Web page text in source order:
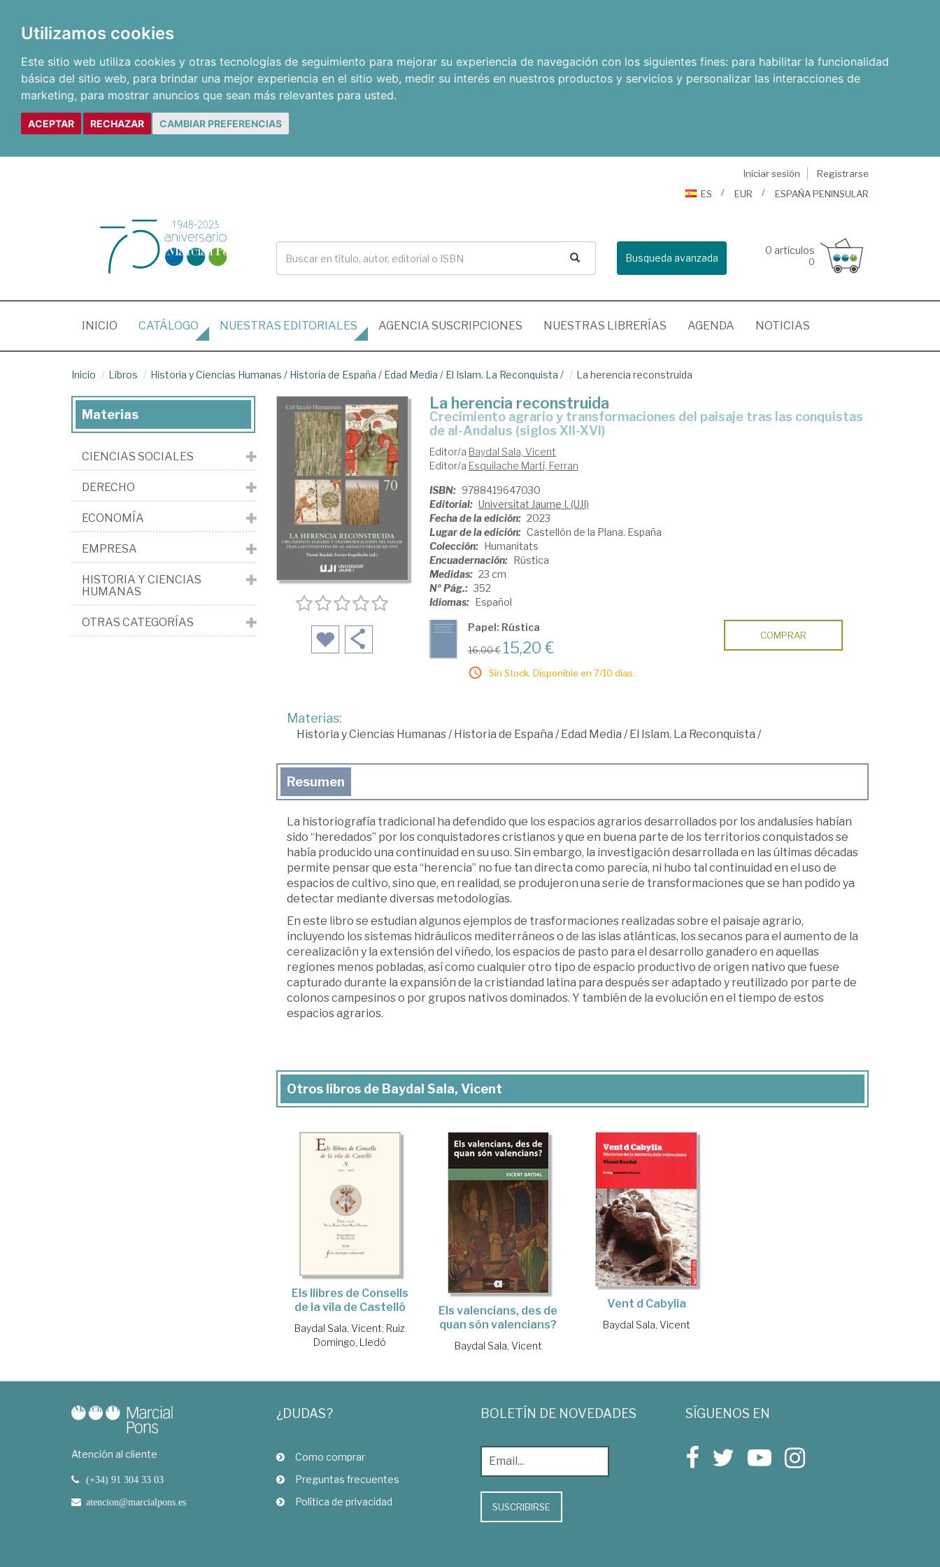
Utilizamos cookies
Este sitio web utiliza cookies y otras tecnologías de seguimiento para mejorar su experiencia de navegación con los siguientes fines: para habilitar la funcionalidad
básica del sitio web, para brindar una mejor experiencia en el sitio web, medir su interés en nuestros productos y servicios y personalizar las interacciones de
marketing, para mostrar anuncios que sean más relevantes para usted.
ACEPTAR RECHAZAR CAMBIAR PREFERENCIAS
Iniciar sesión
Registrarse
ES
EUR ESPAÑA PENINSULAR
Busqueda avanzada
0 artículos
0
INICIO (CURRENT)
CATÁLOGO NUESTRAS EDITORIALES AGENCIA SUSCRIPCIONES NUESTRAS LIBRERÍAS AGENDA NOTICIAS
Inicio Libros Historia y Ciencias Humanas / Historia de España / Edad Media / El Islam. La Reconquista / La herencia reconstruida
La herencia reconstruida
crecimiento agrario y transformaciones del paisaje tras las conquistas
de al-Andalus (siglos XII-XVI)
Editor/a Baydal Sala, Vicent
Editor/a Esquilache Martí, Ferran
ISBN: 9788419647030
Editorial: Universitat Jaume I. (UJI)
Fecha de la edición: 2023
Lugar de la edición: Castellón de la Plana. España
Colección: Humanitats
Encuadernación: Rústica
Medidas: 23 cm
Nº Pág.: 352
Idiomas: Español
Papel: Rústica
16,00 € 15,20 €
Sin Stock. Disponible en 7/10 días.
COMPRAR
Materias:
Historia y Ciencias Humanas/Historia de España /Edad Media /El Islam. La Reconquista /
Resumen
La historiografía tradicional ha defendido que los espacios agrarios desarrollados por los andalusíes habían
sido “heredados” por los conquistadores cristianos y que en buena parte de los territorios conquistados se
había producido una continuidad en su uso. Sin embargo, la investigación desarrollada en las últimas décadas
permite pensar que esta “herencia” no fue tan directa como parecía, ni hubo tal continuidad en el uso de
espacios de cultivo, sino que, en realidad, se produjeron una serie de transformaciones que se han podido ya
detectar mediante diversas metodologías.
En este libro se estudian algunos ejemplos de trasformaciones realizadas sobre el paisaje agrario,
incluyendo los sistemas hidráulicos mediterráneos o de las islas atlánticas, los secanos para el aumento de la
cerealización y la extensión del viñedo, los espacios de pasto para el desarrollo ganadero en aquellas
regiones menos pobladas, así como cualquier otro tipo de espacio productivo de origen nativo que fuese
capturado durante la expansión de la cristiandad latina para después ser adaptado y reutilizado por parte de
colonos campesinos o por grupos nativos dominados. Y también de la evolución en el tiempo de estos
espacios agrarios.
Otros libros de Baydal Sala, Vicent
Els llibres de Consells
de la vila de Castelló
Baydal Sala, Vicent; Ruiz
Domingo, Lledó
Els valencians, des de
quan són valencians?
Baydal Sala, Vicent
Vent d Cabylia
Baydal Sala, Vicent
Materias
CIENCIAS SOCIALES
DERECHO
ECONOMÍA
EMPRESA
HISTORIA Y CIENCIAS
HUMANAS
OTRAS CATEGORÍAS
Atención al cliente
(+34) 91 304 33 03
atencion@marcialpons.es
¿DUDAS?
Como comprar
Preguntas frecuentes
Política de privacidad
BOLETÍN DE NOVEDADES
SUSCRIBIRSE
SÍGUENOS EN